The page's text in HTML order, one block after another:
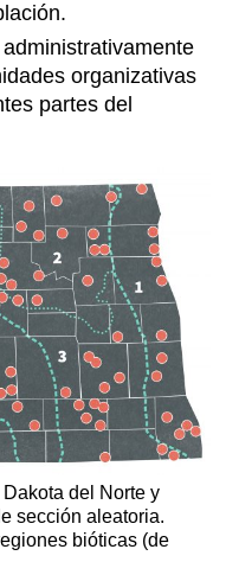
organizativas
partes del
del Norte y
sección aleatoria.
bióticas (de